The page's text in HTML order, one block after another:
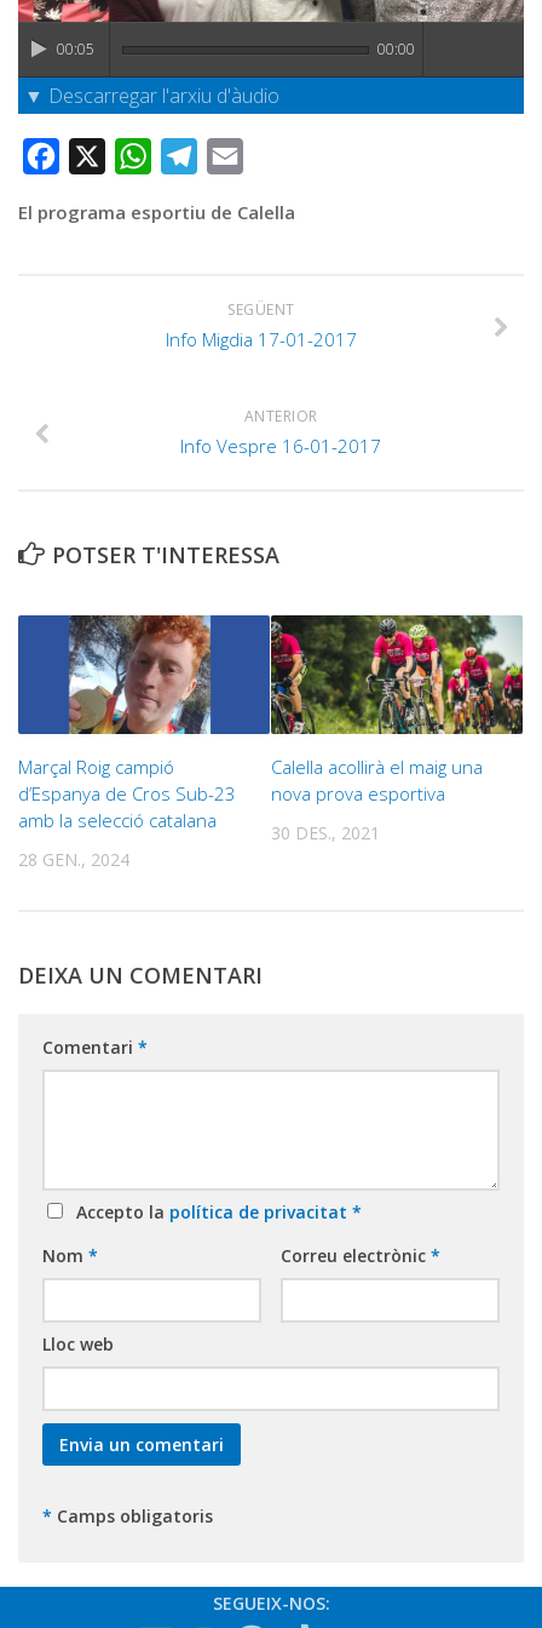
Publicitat
Contacte
00:05 00:00
▼ Descarregar l'arxiu d'àudio
Facebook WhatsAppTelegram
El programa esportiu de Calella
SEGÜENT
Info Migdia 17-01-2017
ANTERIOR
Info Vespre 16-01-2017
POTSER T'INTERESSA
Marçal Roig campió
d’Espanya de Cros Sub-23
amb la selecció catalana
28 GEN., 2024
Calella acollirà el maig una
nova prova esportiva
30 DES., 2021
DEIXA UN COMENTARI
Comentari *
Accepto la política de privacitat *
Nom * Correu electrònic *
Lloc web
* Camps obligatoris
SEGUEIX-NOS: